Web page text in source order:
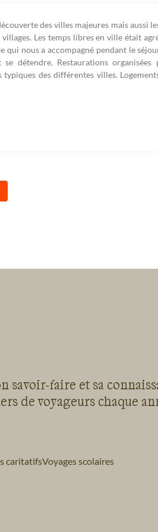
des villes majeures mais aussi
Les temps libres en ville était
nous a accompagné pendant le
détendre. Restaurations organisées
des différentes villes.
savoir-faire et sa
voyageurs chaque
caritatifsVoyages scolaires